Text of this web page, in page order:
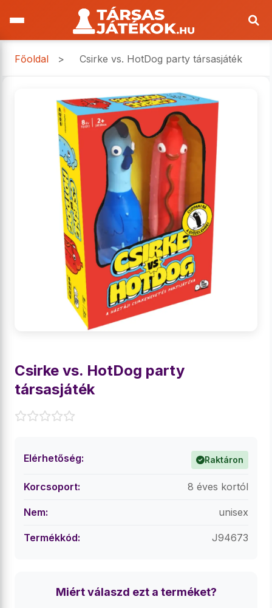
Főoldal > Csirke vs. HotDog party társasjáték
Csirke vs. HotDog party
társasjáték
Elérhetőség: Raktáron
Korcsoport: 8 éves kortól
Nem: unisex
Termékkód: J94673
Miért válaszd ezt a terméket?